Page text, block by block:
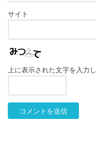
サイト
上に表示された文字を入力